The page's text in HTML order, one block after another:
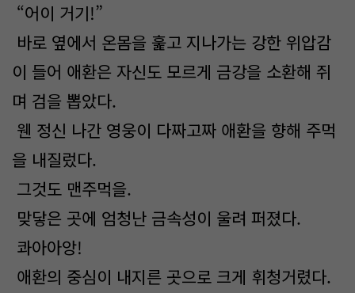
“어이 거기!”
바로 옆에서 온몸을 훑고 지나가는 강한 위압감
이 들어 애환은 자신도 모르게 금강을 소환해 쥐
며 검을 뽑았다.
웬 정신 나간 영웅이 다짜고짜 애환을 향해 주먹
을 내질렀다.
그것도 맨주먹을.
맞닿은 곳에 엄청난 금속성이 울려 퍼졌다.
콰아아앙!
애환의 중심이 내지른 곳으로 크게 휘청거렸다.